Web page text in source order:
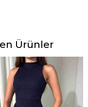
Ürünler